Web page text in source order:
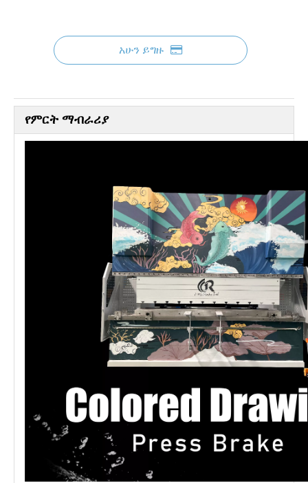
አሁን ይግዙ
የምርት ማብራሪያ